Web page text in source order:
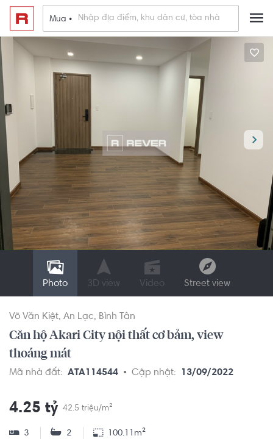
Mua •
Photo 3D view Video Street view
Võ Văn Kiệt An Lạc Bình Tân
Căn hộ Akari City nội thất cơ bảm, view
thoáng mát
Mã nhà đất: ATA114544 Cập nhật: 13/09/2022
4.25 tỷ 42.5 triệu/m²
3 2 100.11m²